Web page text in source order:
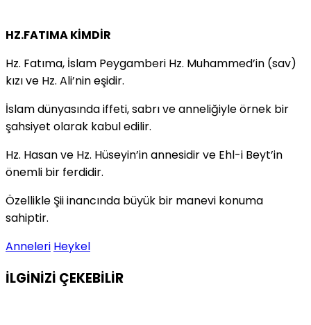
HZ.FATIMA KİMDİR
Hz. Fatıma, İslam Peygamberi Hz. Muhammed’in (sav)
kızı ve Hz. Ali’nin eşidir.
İslam dünyasında iffeti, sabrı ve anneliğiyle örnek bir
şahsiyet olarak kabul edilir.
Hz. Hasan ve Hz. Hüseyin’in annesidir ve Ehl-i Beyt’in
önemli bir ferdidir.
Özellikle Şii inancında büyük bir manevi konuma
sahiptir.
Anneleri Heykel
İLGİNİZİ ÇEKEBİLİR